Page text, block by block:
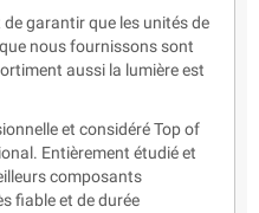
garantir que les unités de
nous fournissons sont
aussi la lumière est
et considéré Top of
Entièrement étudié et
composants
fiable et de durée